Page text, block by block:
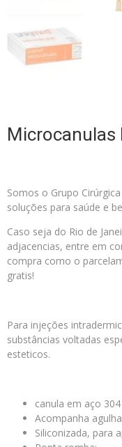
Microcanulas
Somos o Grupo
soluções para saúde e
Caso seja do Rio de
adjacencias, entre em
compra como o
gratis!
Para injeções
substâncias voltadas
esteticos.
canula em aço
Acompanha
Siliconizada, para